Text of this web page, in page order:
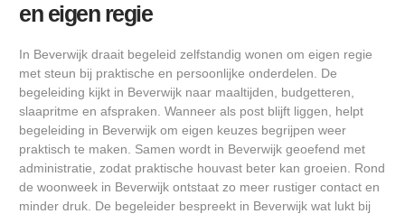
en eigen regie
In Beverwijk draait begeleid zelfstandig wonen om eigen regie
met steun bij praktische en persoonlijke onderdelen. De
begeleiding kijkt in Beverwijk naar maaltijden, budgetteren,
slaapritme en afspraken. Wanneer als post blijft liggen, helpt
begeleiding in Beverwijk om eigen keuzes begrijpen weer
praktisch te maken. Samen wordt in Beverwijk geoefend met
administratie, zodat praktische houvast beter kan groeien. Rond
de woonweek in Beverwijk ontstaat zo meer rustiger contact en
minder druk. De begeleider bespreekt in Beverwijk wat lukt bij